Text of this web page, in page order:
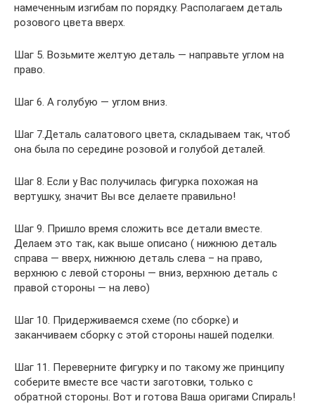
намеченным изгибам по порядку. Располагаем деталь
розового цвета вверх.
Шаг 5. Возьмите желтую деталь — направьте углом на
право.
Шаг 6. А голубую — углом вниз.
Шаг 7.Деталь салатового цвета, складываем так, чтоб
она была по середине розовой и голубой деталей.
Шаг 8. Если у Вас получилась фигурка похожая на
вертушку, значит Вы все делаете правильно!
Шаг 9. Пришло время сложить все детали вместе.
Делаем это так, как выше описано ( нижнюю деталь
справа — вверх, нижнюю деталь слева – на право,
верхнюю с левой стороны — вниз, верхнюю деталь с
правой стороны — на лево)
Шаг 10. Придерживаемся схеме (по сборке) и
заканчиваем сборку с этой стороны нашей поделки.
Шаг 11. Переверните фигурку и по такому же принципу
соберите вместе все части заготовки, только с
обратной стороны. Вот и готова Ваша оригами Спираль!